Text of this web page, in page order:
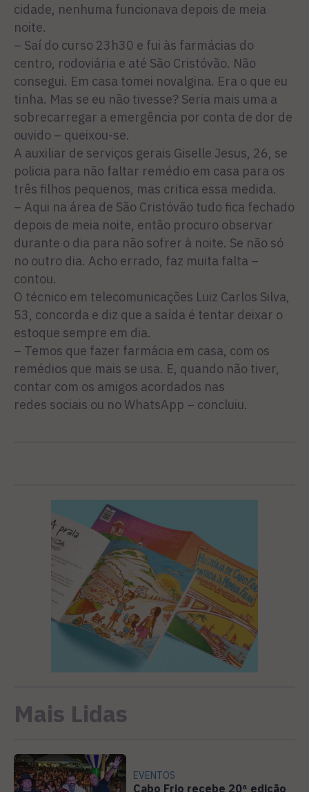
cidade, nenhuma funcionava depois de meia
noite.
– Saí do curso 23h30 e fui às farmácias do
centro, rodoviária e até São Cristóvão. Não
consegui. Em casa tomei novalgina. Era o que eu
tinha. Mas se eu não tivesse? Seria mais uma a
sobrecarregar a emergência por conta de dor de
ouvido – queixou-se.
A auxiliar de serviços gerais Giselle Jesus, 26, se
policia para não faltar remédio em casa para os
três filhos pequenos, mas critica essa medida.
– Aqui na área de São Cristóvão tudo fica fechado
depois de meia noite, então procuro observar
durante o dia para não sofrer à noite. Se não só
no outro dia. Acho errado, faz muita falta –
contou.
O técnico em telecomunicações Luiz Carlos Silva,
53, concorda e diz que a saída é tentar deixar o
estoque sempre em dia.
– Temos que fazer farmácia em casa, com os
remédios que mais se usa. E, quando não tiver,
contar com os amigos acordados nas
redes sociais ou no WhatsApp – concluiu.
Mais Lidas
EVENTOS
Cabo Frio recebe 20ª edição